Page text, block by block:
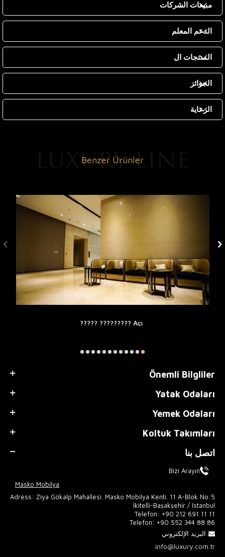
مبيعات الشركات
الدعم المعلم
المنتجات ال
الجوائز
الرعاية
Benzer Ürünler
Açı ????????? ?????
Önemli Bilgliler
Yatak Odaları
Yemek Odaları
Koltuk Takımları
اتصل بنا
Bizi Arayın
Masko Mobilya
Adress: Ziya Gökalp Mahallesi. Masko Mobilya Kenti. 11 A-Blok No:5
İkitelli-Başakşehir / İstanbul
Telefon: +90 212 691 11 11
Telefon: +90 552 344 88 86
البريد الإلكتروني
info@luxury.com.tr